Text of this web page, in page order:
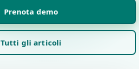
Prenota demo
Tutti gli articoli